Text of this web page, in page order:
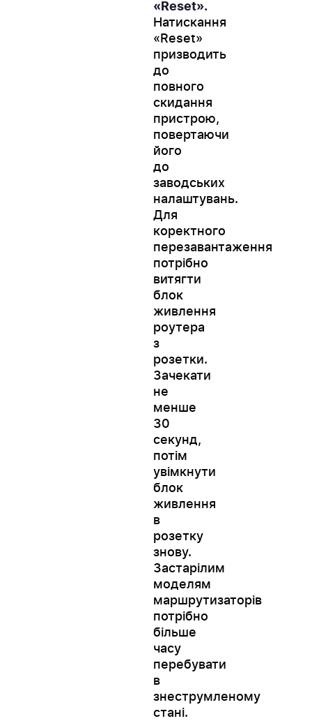
«Reset».
Натискання
«Reset»
призводить
до
повного
скидання
пристрою,
повертаючи
його
до
заводських
налаштувань.
Для
коректного
перезавантаження
потрібно
витягти
блок
живлення
роутера
з
розетки.
Зачекати
не
менше
30
секунд,
потім
увімкнути
блок
живлення
в
розетку
знову.
Застарілим
моделям
маршрутизаторів
потрібно
більше
часу
перебувати
в
знеструмленому
стані.